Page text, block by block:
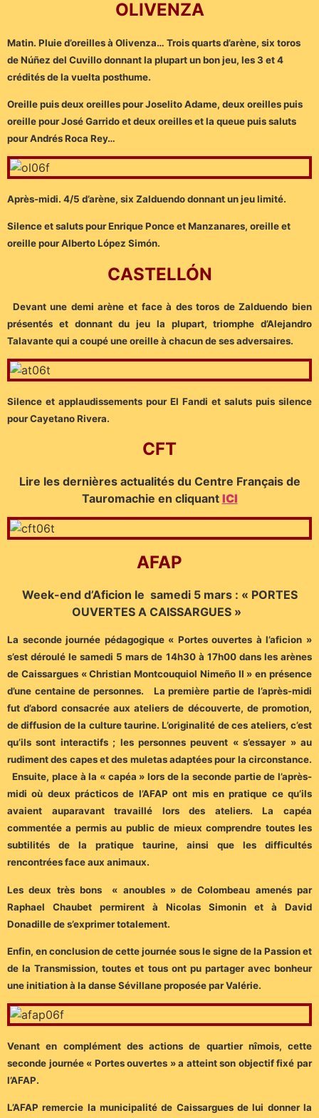
OLIVENZA
Matin. Pluie d’oreilles à Olivenza… Trois quarts d’arène, six toros
de Núñez del Cuvillo donnant la plupart un bon jeu, les 3 et 4
crédités de la vuelta posthume.
Oreille puis deux oreilles pour Joselito Adame, deux oreilles puis
oreille pour José Garrido et deux oreilles et la queue puis saluts
pour Andrés Roca Rey…
Après-midi. 4/5 d’arène, six Zalduendo donnant un jeu limité.
Silence et saluts pour Enrique Ponce et Manzanares, oreille et
oreille pour Alberto López Simón.
CASTELLÓN
Devant une demi arène et face à des toros de Zalduendo bien
présentés et donnant du jeu la plupart, triomphe d’Alejandro
Talavante qui a coupé une oreille à chacun de ses adversaires.
Silence et applaudissements pour El Fandi et saluts puis silence
pour Cayetano Rivera.
CFT
Lire les dernières actualités du Centre Français de
Tauromachie en cliquant ICI
AFAP
Week-end d’Aficion le samedi 5 mars : « PORTES
OUVERTES A CAISSARGUES »
La seconde journée pédagogique « Portes ouvertes à l’aficion »
s’est déroulé le samedi 5 mars de 14h30 à 17h00 dans les arènes
de Caissargues « Christian Montcouquiol Nimeño II » en présence
d’une centaine de personnes. La première partie de l’après-midi
fut d’abord consacrée aux ateliers de découverte, de promotion,
de diffusion de la culture taurine. L’originalité de ces ateliers, c’est
qu’ils sont interactifs ; les personnes peuvent « s’essayer » au
rudiment des capes et des muletas adaptées pour la circonstance.
Ensuite, place à la « capéa » lors de la seconde partie de l’après-
midi où deux prácticos de l’AFAP ont mis en pratique ce qu’ils
avaient auparavant travaillé lors des ateliers. La capéa
commentée a permis au public de mieux comprendre toutes les
subtilités de la pratique taurine, ainsi que les difficultés
rencontrées face aux animaux.
Les deux très bons « anoubles » de Colombeau amenés par
Raphael Chaubet permirent à Nicolas Simonin et à David
Donadille de s’exprimer totalement.
Enfin, en conclusion de cette journée sous le signe de la Passion et
de la Transmission, toutes et tous ont pu partager avec bonheur
une initiation à la danse Sévillane proposée par Valérie.
Venant en complément des actions de quartier nîmois, cette
seconde journée « Portes ouvertes » a atteint son objectif fixé par
l’AFAP.
L’AFAP remercie la municipalité de Caissargues de lui donner la